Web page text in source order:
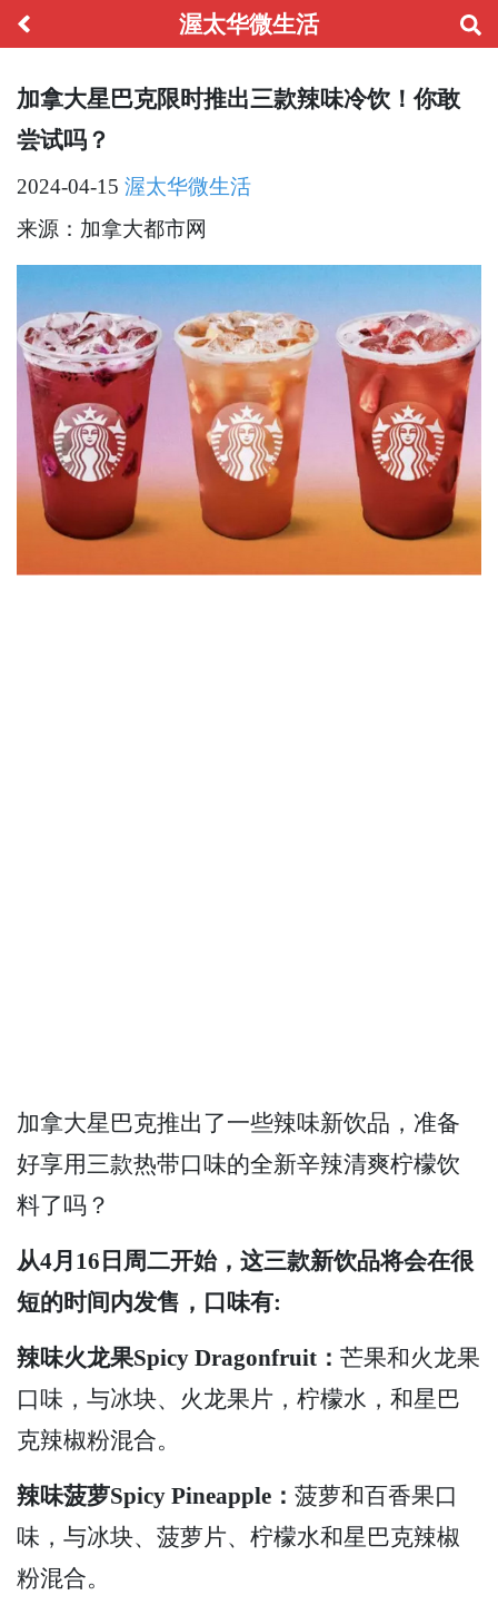
渥太华微生活
加拿大星巴克限时推出三款辣味冷饮！你敢
尝试吗？
2024-04-15 渥太华微生活
来源：加拿大都市网
加拿大星巴克推出了一些辣味新饮品，准备
好享用三款热带口味的全新辛辣清爽柠檬饮
料了吗？
从4月16日周二开始，这三款新饮品将会在很
短的时间内发售，口味有:
辣味火龙果Spicy Dragonfruit： 芒果和火龙果
口味，与冰块、火龙果片，柠檬水，和星巴
克辣椒粉混合。
辣味菠萝Spicy Pineapple： 菠萝和百香果口
味，与冰块、菠萝片、柠檬水和星巴克辣椒
粉混合。